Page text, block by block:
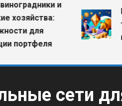
и
для
сети